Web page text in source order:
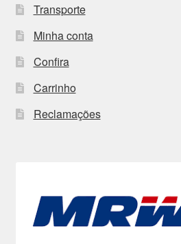
Transporte
Minha conta
Confira
Carrinho
Reclamações